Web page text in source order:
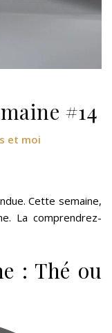
#14
et moi
Cette semaine,
La comprendrez-
: Thé ou